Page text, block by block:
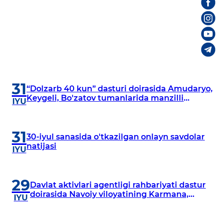
31
IYU
“Dolzarb 40 kun” dasturi doirasida Amudaryo,
Keygeli, Bo'zatov tumanlarida manzilli
31
IYU
30-iyul sanasida o'tkazilgan onlayn savdolar
natijasi
29
IYU
Davlat aktivlari agentligi rahbariyati dastur
doirasida Navoiy viloyatining Karmana,